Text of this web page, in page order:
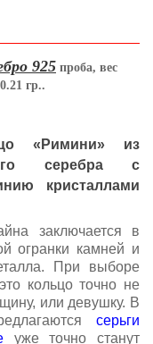
925 проба, вес
гр..
«Римини» из
серебра с
кристаллами
заключается в
огранки камней и
При выборе
кольцо точно не
или девушку. В
серьги
уже точно станут